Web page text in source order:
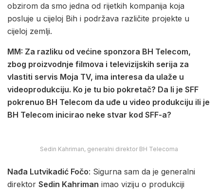
obzirom da smo jedna od rijetkih kompanija koja
posluje u cijeloj Bih i podržava različite projekte u
cijeloj zemlji.
MM: Za razliku od većine sponzora BH Telecom,
zbog proizvodnje filmova i televizijskih serija za
vlastiti servis Moja TV, ima interesa da ulaže u
videoprodukciju. Ko je tu bio pokretač? Da li je SFF
pokrenuo BH Telecom da uđe u video produkciju ili je
BH Telecom inicirao neke stvar kod SFF-a?
Sedin Kahriman, generalni direktor BH Telecoma
Nađa Lutvikadić Fočo: Sigurna sam da je generalni
direktor Sedin Kahriman imao viziju o produkciji